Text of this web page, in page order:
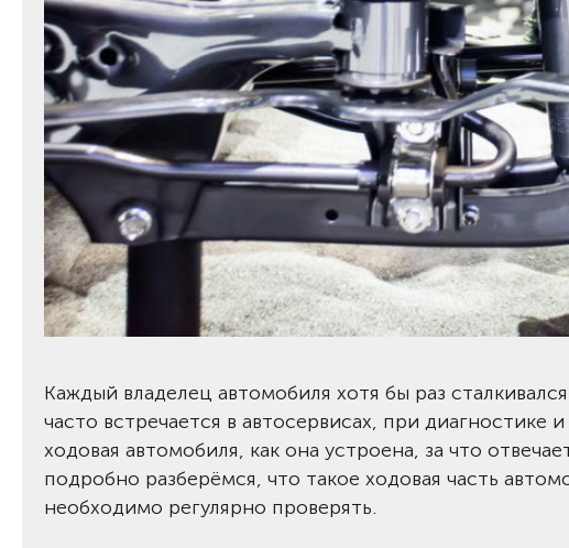
Каждый владелец автомобиля хотя бы раз
часто встречается в автосервисах, при
ходовая автомобиля, как она устроена, за что
подробно разберёмся, что такое ходовая часть
необходимо регулярно проверять.